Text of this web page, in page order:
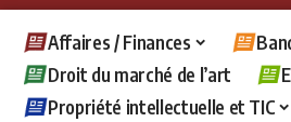
Affaires / Finances
Droit du marché de l’art
Propriété intellectuelle et TIC